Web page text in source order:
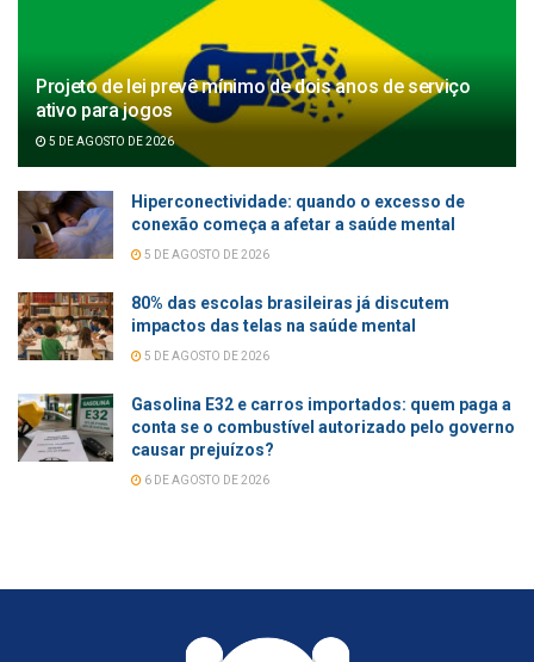
Projeto de lei prevê mínimo de dois anos de serviço
ativo para jogos
5 DE AGOSTO DE 2026
Hiperconectividade: quando o excesso de
conexão começa a afetar a saúde mental
5 DE AGOSTO DE 2026
80% das escolas brasileiras já discutem
impactos das telas na saúde mental
5 DE AGOSTO DE 2026
Gasolina E32 e carros importados: quem paga a
conta se o combustível autorizado pelo governo
causar prejuízos?
6 DE AGOSTO DE 2026